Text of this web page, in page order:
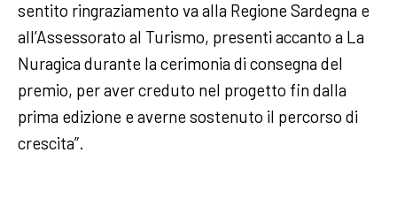
sentito ringraziamento va alla Regione Sardegna e
all’Assessorato al Turismo, presenti accanto a La
Nuragica durante la cerimonia di consegna del
premio, per aver creduto nel progetto fin dalla
prima edizione e averne sostenuto il percorso di
crescita”.